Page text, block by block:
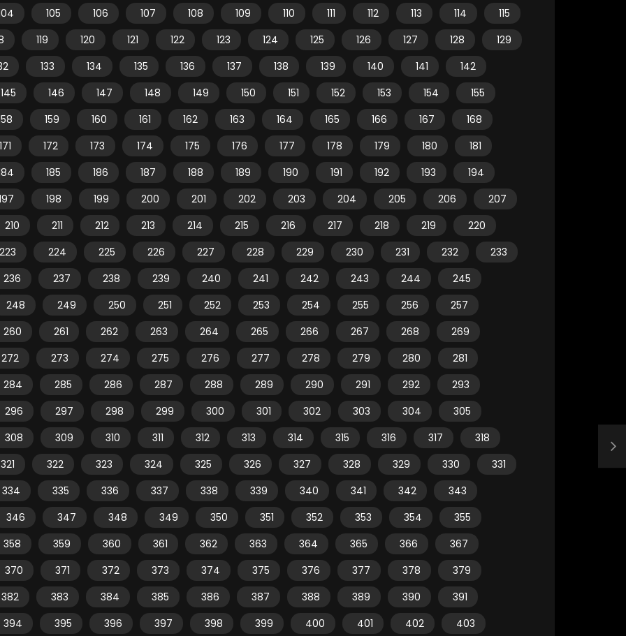
105 106 107 108 109 110 111 112 113 114
115
119 120 121 122 123 124 125 126 127 128
129
133 134 135 136 137 138 139 140 141
142
145
146 147 148 149 150 151 152 153 154
155
159 160 161 162 163 164 165 166 167
168
171
172 173 174 175 176 177 178 179 180
181
185 186 187 188 189 190 191 192 193
194
198 199 200 201 202 203 204 205 206
207
210
211 212 213 214 215 216 217 218 219
220
223
224 225 226 227 228 229 230 231 232
233
236
237 238 239 240 241 242 243 244
245
248
249 250 251 252 253 254 255 256
257
260
261 262 263 264 265 266 267 268
269
272
273 274 275 276 277 278 279 280
281
284
285 286 287 288 289 290 291 292
293
296
297 298 299 300 301 302 303 304
305
308
309 310 311 312 313 314 315 316 317
318
321
322 323 324 325 326 327 328 329 330
331
334
335 336 337 338 339 340 341 342
343
346
347 348 349 350 351 352 353 354
355
358
359 360 361 362 363 364 365 366
367
370
371 372 373 374 375 376 377 378
379
382
383 384 385 386 387 388 389 390
391
394
395 396 397 398 399 400 401 402
403